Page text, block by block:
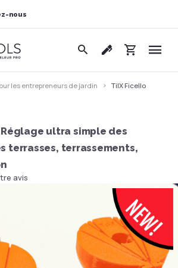
nous
les entrepreneurs de jardin TilX Ficello
Réglage ultra simple des
terrasses, terrassements,
avis